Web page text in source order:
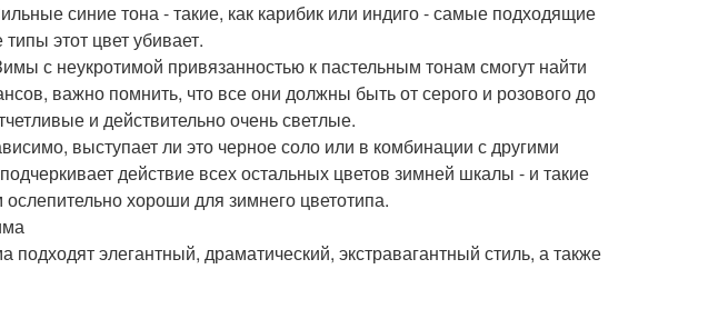
синие тона - такие, как карибик или индиго - самые подходящие
этот цвет убивает.
с неукротимой привязанностью к пастельным тонам смогут найти
важно помнить, что все они должны быть от серого и розового до
и действительно очень светлые.
выступает ли это черное соло или в комбинации с другими
действие всех остальных цветов зимней шкалы - и такие
хороши для зимнего цветотипа.
подходят элегантный, драматический, экстравагантный стиль, а также